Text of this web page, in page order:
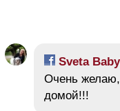
Sveta
Очень желаю,
домой!!!